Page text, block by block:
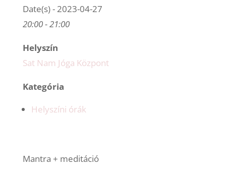
Date(s) - 2023-04-27
20:00 - 21:00
Helyszín
Sat Nam Jóga Központ
Kategória
Helyszíni órák
Mantra + meditáció